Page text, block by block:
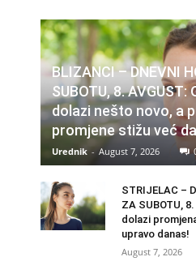
BLIZANCI – DNEVNI
SUBOTU, 8.
dolazi nešto novo, a
promjene stižu već
Urednik - August 7, 2026
STRIJELAC –
ZA SUBOTU,
dolazi
upravo danas!
August 7, 2026